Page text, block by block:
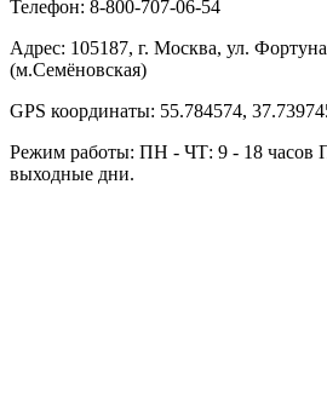
Телефон: 8-800-707-06-54
Адрес: 105187, г. Москва, ул.
(м.Семёновская)
GPS координаты: 55.784574,
Режим работы: ПН - ЧТ: 9 - 18 часов
выходные дни.